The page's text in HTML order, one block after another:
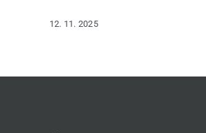
12. 11. 2025